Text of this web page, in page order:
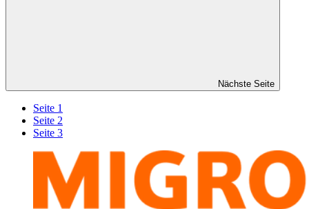
Nächste Seite
Seite 1
Seite 2
Seite 3